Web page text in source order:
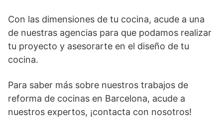
Con las dimensiones de tu cocina, acude a una
de nuestras agencias para que podamos realizar
tu proyecto y asesorarte en el diseño de tu
cocina.
Para saber más sobre nuestros trabajos de
reforma de cocinas en Barcelona, acude a
nuestros expertos, ¡contacta con nosotros!